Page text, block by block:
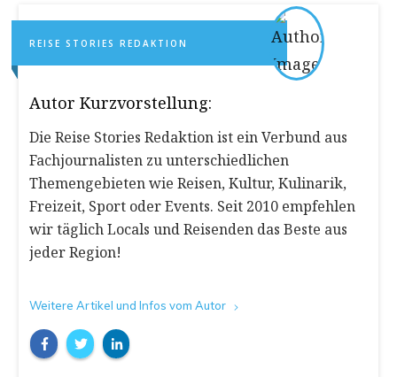
REISE STORIES REDAKTION
Autor Kurzvorstellung:
Die Reise Stories Redaktion ist ein Verbund aus
Fachjournalisten zu unterschiedlichen
Themengebieten wie Reisen, Kultur, Kulinarik,
Freizeit, Sport oder Events. Seit 2010 empfehlen
wir täglich Locals und Reisenden das Beste aus
jeder Region!
Weitere Artikel und Infos vom Autor